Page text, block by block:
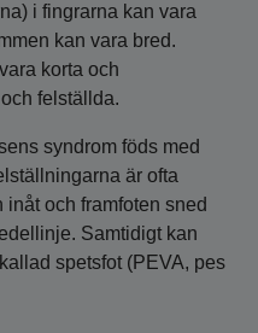
i fingrarna kan vara
kan vara bred.
korta och
felställda.
syndrom föds med
är ofta
och framfoten sned
Samtidigt kan
spetsfot (PEVA, pes